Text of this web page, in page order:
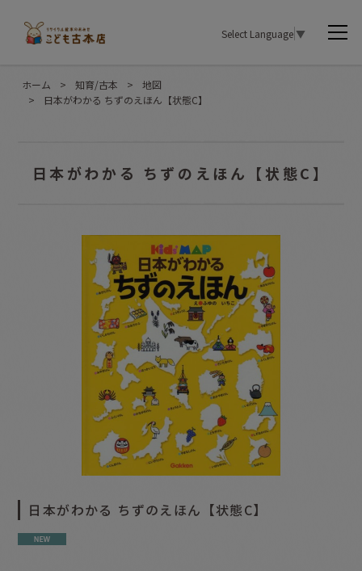
Select Language▼
ホーム > 知育/古本 >
地図
>
日本がわかる ちずのえほん【状態C】
日本がわかる ちずのえほん【状態C】
日本がわかる ちずのえほん【状態C】